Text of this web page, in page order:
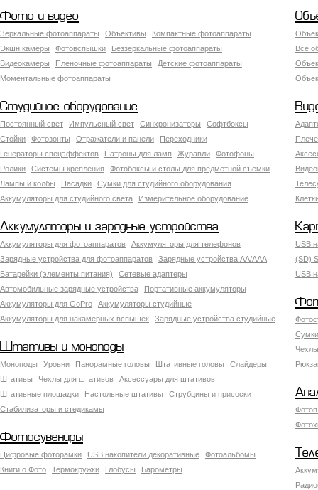
Фото и видео
Зеркальные фотоаппараты Объективы
Компактные фотоаппараты
Экшн камеры
Фотовспышки
Беззеркальные фотоаппараты
Видеокамеры
Пленочные фотоаппараты
Детские фотоаппараты
Моментальные фотоаппараты
Все
Студийное оборудование
Постоянный свет Импульсный свет Синхронизаторы
Софтбоксы
Стойки
Фотозонты Отражатели и панели
Переходники
Генераторы спецэффектов
Патроны для ламп Журавли
Фотофоны
Ролики
Системы крепления
Фотобоксы и столы для предметной съемки
Лампы и колбы
Насадки
Сумки для студийного оборудования
Аккумуляторы для студийного света
Измерительное оборудование
Аккумуляторы и зарядные устройства
Аккумуляторы для фотоаппаратов
Аккумуляторы для телефонов
Зарядные устройства для фотоаппаратов
Зарядные устройства AA/AAA
Батарейки (элементы питания)
Сетевые адаптеры
Автомобильные зарядные устройства
Портативные аккумуляторы
Аккумуляторы для GoPro
Аккумуляторы студийные
Аккумуляторы для накамерных вспышек
Зарядные устройства студийные
USB
(SD)
USB
Штативы и моноподы
Моноподы Уровни Панорамные головы Штативные головы
Слайдеры
Штативы
Чехлы для штативов
Аксессуары для штативов
Штативные площадки
Настольные штативы
Струбцины и присоски
Стабилизаторы и стедикамы
Фотосувениры
Цифровые фоторамки USB накопители декоративные
Фотоальбомы
Книги о Фото
Термокружки Глобусы Барометры